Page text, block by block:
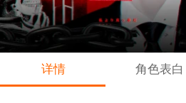
详情 角色表白